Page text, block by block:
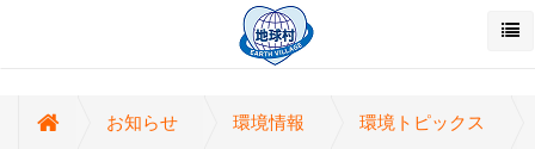
お知らせ 環境情報 環境トピックス